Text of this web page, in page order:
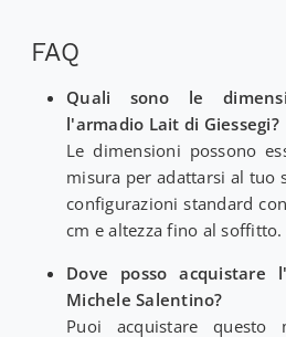
FAQ
Quali sono le
l'armadio Lait di Giessegi?
Le dimensioni possono
misura per adattarsi al tuo
configurazioni standard
cm e altezza fino al soffitto.
Dove posso acquistare
Michele Salentino?
Puoi acquistare questo